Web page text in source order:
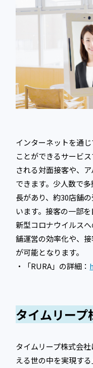
インターネットを通
ことができるサービ
される対面接客や、
できます。少人数で
長があり、約30店舗
います。接客の一部
新型コロナウイルス
舗運営の効率化や、
が可能となります。
・「RURA」の詳細：
タイムリープ
タイムリープ株式会
える世の中を実現す